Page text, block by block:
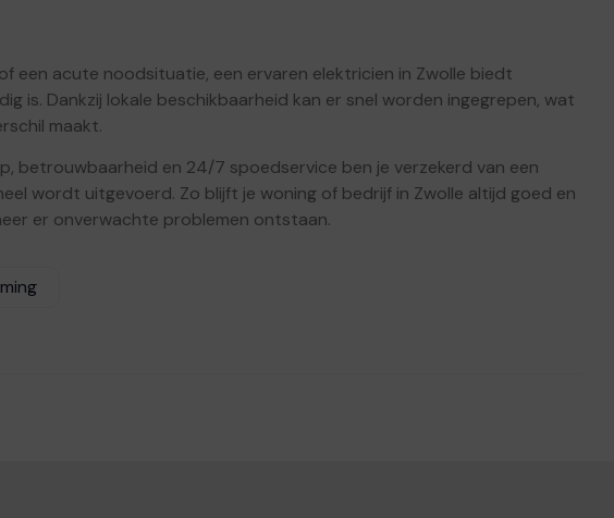
een acute noodsituatie, een ervaren elektricien in Zwolle biedt
is. Dankzij lokale beschikbaarheid kan er snel worden ingegrepen, wat
maakt.
betrouwbaarheid en 24/7 spoedservice ben je verzekerd van een
wordt uitgevoerd. Zo blijft je woning of bedrijf in Zwolle altijd goed en
er onverwachte problemen ontstaan.